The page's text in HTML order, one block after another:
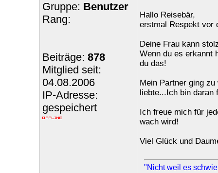
Gruppe: Benutzer
Rang:
Beiträge: 878
Mitglied seit:
04.08.2006
IP-Adresse:
gespeichert
Hallo Reisebär,
erstmal Respekt vor
Deine Frau kann
Wenn du es erkannt
du das!
Mein Partner ging
liebte...Ich bin daran
Ich freue mich für
wach wird!
Viel Glück und
"Nicht weil es